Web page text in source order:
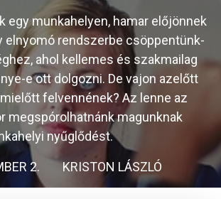
egy munkahelyen, hamar előjönnek
elnyomó rendszerbe csöppentünk-
ahol kellemes és szakmailag
e ott dolgozni. De vajon azelőtt
felvennének? Az lenne az
megspórolhatnánk magunknak
nyűglődést.
2. KRISTON LÁSZLÓ